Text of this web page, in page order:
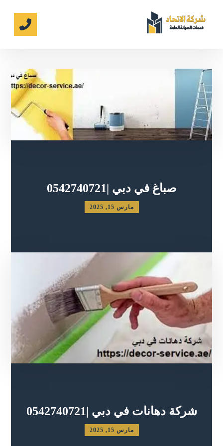
صباغ في دبي |0542740721
مارس 15, 2025
شركة دهانات في دبي |0542740721
مارس 15, 2025